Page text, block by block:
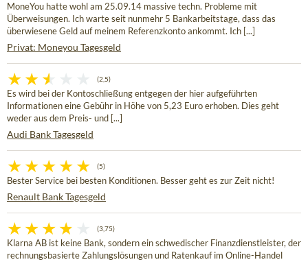
MoneYou hatte wohl am 25.09.14 massive techn. Probleme mit
Überweisungen. Ich warte seit nunmehr 5 Bankarbeitstage, dass das
überwiesene Geld auf meinem Referenzkonto ankommt. Ich [...]
Privat: Moneyou Tagesgeld
(2,5)
Es wird bei der Kontoschließung entgegen der hier aufgeführten
Informationen eine Gebühr in Höhe von 5,23 Euro erhoben. Dies geht
weder aus dem Preis- und [...]
Audi Bank Tagesgeld
(5)
Bester Service bei besten Konditionen. Besser geht es zur Zeit nicht!
Renault Bank Tagesgeld
(3,75)
Klarna AB ist keine Bank, sondern ein schwedischer Finanzdienstleister, der
rechnungsbasierte Zahlungslösungen und Ratenkauf im Online-Handel